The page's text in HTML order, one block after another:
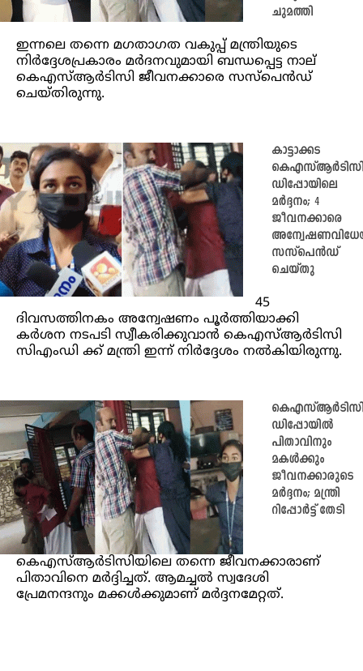
ചുമത്തി
ഇന്നലെ തന്നെ മഗതാഗത വകുപ്പ് മന്ത്രിയുടെ
നിർദ്ദേശപ്രകാരം മര്‍ദനവുമായി ബന്ധപ്പെട്ട നാല്
കെഎസ്ആര്‍ടിസി ജീവനക്കാരെ സസ്‌പെന്‍ഡ്
ചെയ്തിരുന്നു.
കാട്ടാക്കട
കെഎസ്ആർടിസി
ഡിപ്പോയിലെ
മർദ്ദനം; 4
ജീവനക്കാരെ
സസ്പെൻഡ്
ചെയ്തു
45
ദിവസത്തിനകം അന്വേഷണം പൂർത്തിയാക്കി
കർശന നടപടി സ്വീകരിക്കുവാൻ കെഎസ്ആർടിസി
സിഎംഡി ക്ക് മന്ത്രി ഇന്ന് നിർദ്ദേശം നൽകിയിരുന്നു.
കെഎസ്ആര്‍ടിസി
ഡിപ്പോയില്‍
പിതാവിനും
മകള്‍ക്കും
ജീവനക്കാരുടെ
മർദ്ദനം; മന്ത്രി
റിപ്പോർട്ട് തേടി
കെഎസ്ആർടിസിയിലെ തന്നെ ജീവനക്കാരാണ്
പിതാവിനെ മര്‍ദ്ദിച്ചത്. ആമച്ചല്‍ സ്വദേശി
പ്രേമനന്ദനും മക്കള്‍ക്കുമാണ് മര്‍ദ്ദനമേറ്റത്.